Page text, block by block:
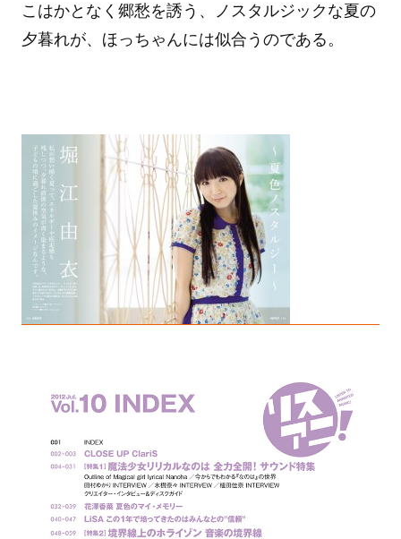
こはかとなく郷愁を誘う、ノスタルジックな夏の
夕暮れが、ほっちゃんには似合うのである。